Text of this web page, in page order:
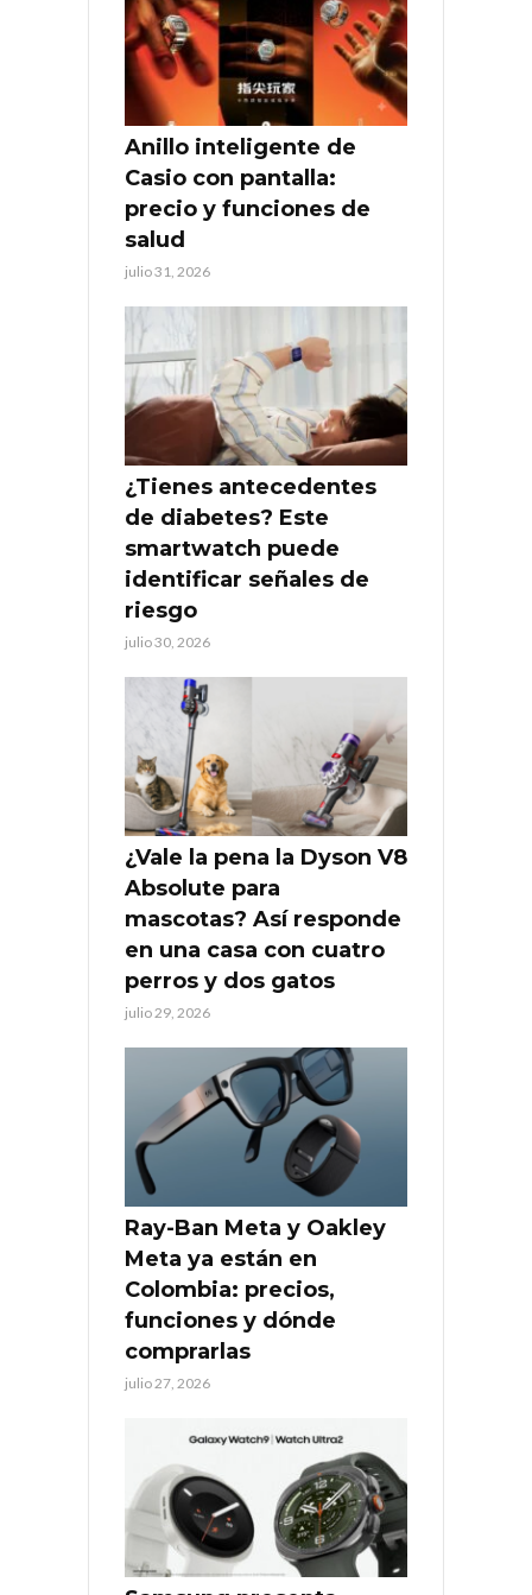
Anillo inteligente de
Casio con pantalla:
precio y funciones de
salud
julio 31, 2026
¿Tienes antecedentes
de diabetes? Este
smartwatch puede
identificar señales de
riesgo
julio 30, 2026
¿Vale la pena la Dyson V8
Absolute para
mascotas? Así responde
en una casa con cuatro
perros y dos gatos
julio 29, 2026
Ray-Ban Meta y Oakley
Meta ya están en
Colombia: precios,
funciones y dónde
comprarlas
julio 27, 2026